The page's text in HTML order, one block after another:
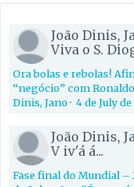
João Dinis,
Viva o S.
Ora bolas e rebolas!
“negócio” com
Dinis, Jano· 4 de July de
João Dinis,
V iv'á á...
Fase final do Mundial –